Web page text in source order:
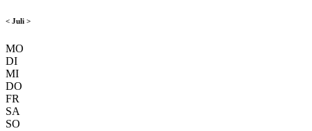
< Juli >
MO
DI
MI
DO
FR
SA
SO